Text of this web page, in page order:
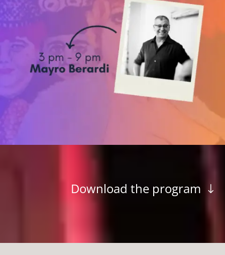
Download the program